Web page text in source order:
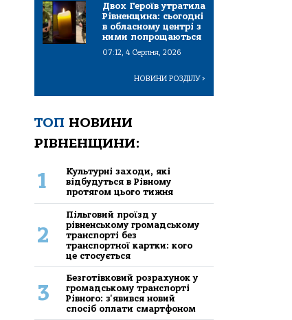
Двох Героїв утратила
Рівненщина: сьогодні
в обласному центрі з
ними попрощаються
07:12, 4 Серпня, 2026
НОВИНИ РОЗДІЛУ>
ТОП НОВИНИ
РІВНЕНЩИНИ:
1
Культурні заходи, які
відбудуться в Рівному
протягом цього тижня
2
Пільговий проїзд у
рівненському громадському
транспорті без
транспортної картки: кого
це стосується
3
Безготівковий розрахунок у
громадському транспорті
Рівного: з'явився новий
спосіб оплати смартфоном